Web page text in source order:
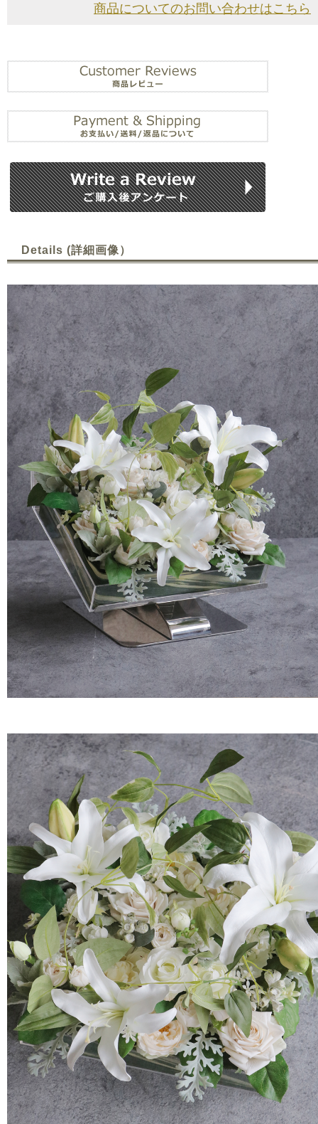
商品についてのお問い合わせはこちら
Details (詳細画像）